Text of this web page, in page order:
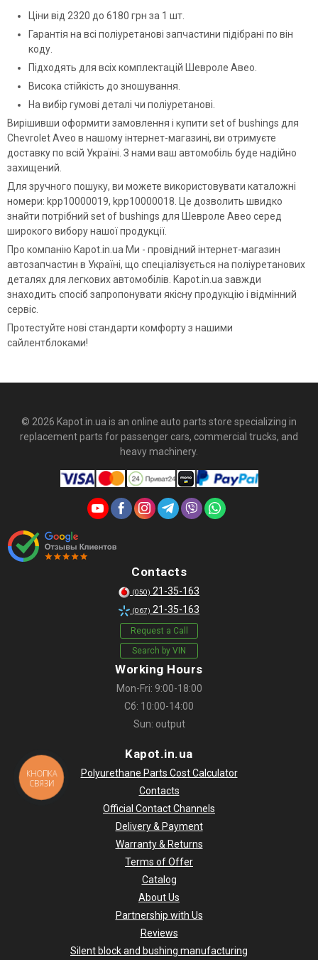
Ціни від 2320 до 6180 грн за 1 шт.
Гарантія на всі поліуретанові запчастини підібрані по він
коду.
Підходять для всіх комплектацій Шевроле Авео.
Висока стійкість до зношування.
На вибір гумові деталі чи поліуретанові.
Вирішивши оформити замовлення і купити set of bushings для
Chevrolet Aveo в нашому інтернет-магазині, ви отримуєте
доставку по всій Україні. З нами ваш автомобіль буде надійно
захищений.
Для зручного пошуку, ви можете використовувати каталожні
номери: kpp10000019, kpp10000018. Це дозволить швидко
знайти потрібний set of bushings для Шевроле Авео серед
широкого вибору нашої продукції.
Про компанію Kapot.in.ua Ми - провідний інтернет-магазин
автозапчастин в Україні, що спеціалізується на поліуретанових
деталях для легкових автомобілів. Kapot.in.ua завжди
знаходить спосіб запропонувати якісну продукцію і відмінний
сервіс.
Протестуйте нові стандарти комфорту з нашими
сайлентблоками!
© 2026 Kapot.in.ua is an online auto parts store specializing in
replacement parts for passenger cars, commercial trucks, and
heavy machinery.
Contacts
(050) 21-35-163
(067) 21-35-163
Request a Call
Search by VIN
Working Hours
Mon-Fri: 9:00-18:00
Сб: 10:00-14:00
Sun: output
Kapot.in.ua
Polyurethane Parts Cost Calculator
Contacts
Official Contact Channels
Delivery & Payment
Warranty & Returns
Terms of Offer
Catalog
About Us
Partnership with Us
Reviews
Silent block and bushing manufacturing
КНОПКА
СВЯЗИ